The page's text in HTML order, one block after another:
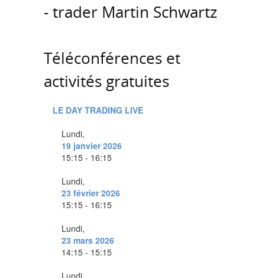
- trader Martin Schwartz
Téléconférences et
activités gratuites